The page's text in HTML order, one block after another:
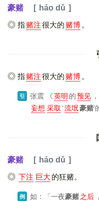
豪赌
háo dǔ
指 赌注很大的 赌博 。
指 赌注很大的 赌博 。
引 张震 《英明 的预见 ，
妄想 采取 ‘流氓豪赌’
豪赌
háo dǔ
下注 巨大的狂赌。
例 如：「一夜豪赌之后